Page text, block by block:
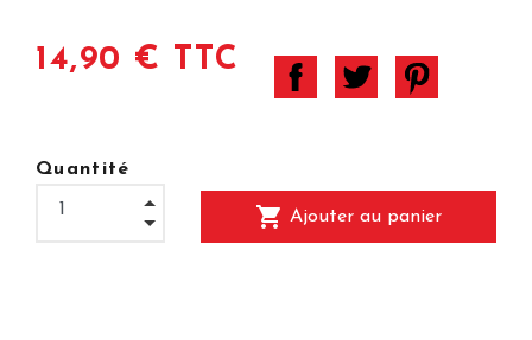
14,90 € TTC
Quantité
shopping_cart Ajouter au panier